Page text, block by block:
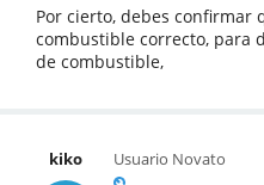
Por cierto, debes confirmar
combustible correcto, para
de combustible,
kiko Usuario Novato